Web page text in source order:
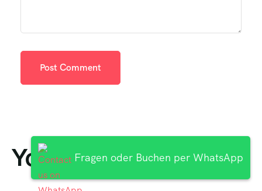
You May Like
Fragen oder Buchen per WhatsApp